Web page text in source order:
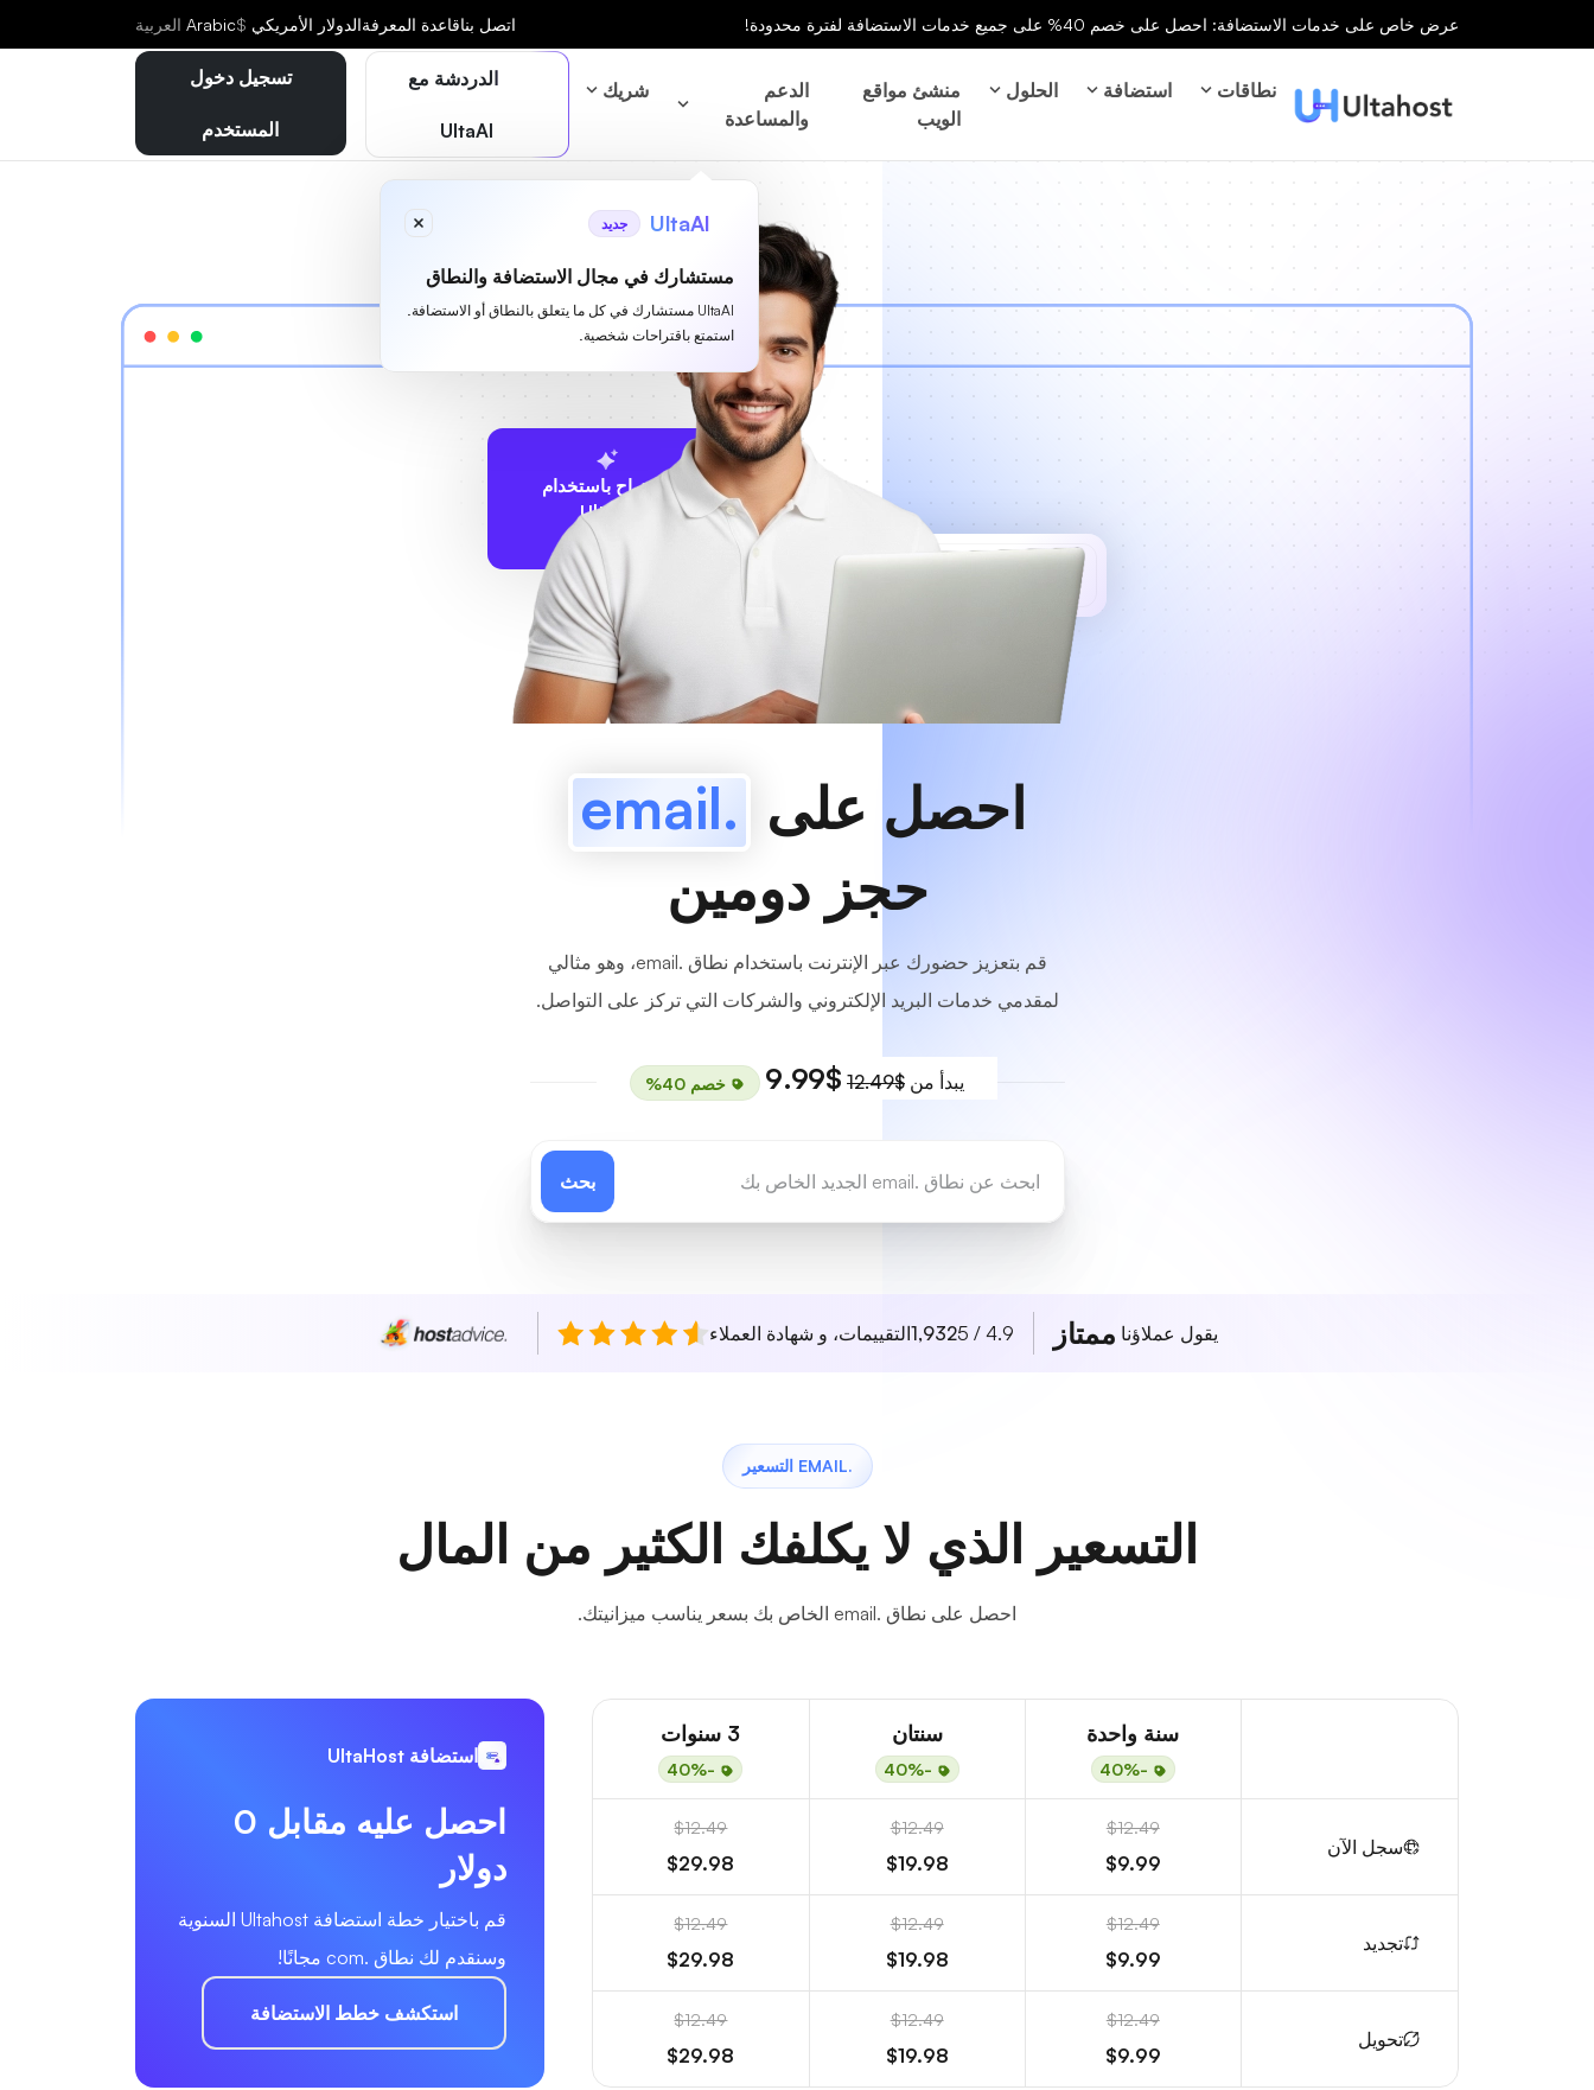
عرض خاص على خدمات الاستضافة: احصل على خصم 40% على جميع خدمات الاستضافة لفترة محدودة! اتصل بناقاعدة المعرفةالدولار الأمريكي $
Arabic العربية
نطاقات استضافة الحلول
منشئ مواقع
الويب
الدعم
والمساعدة
شريك الدردشة مع
UltaAI
UltaAI جديد
مستشارك في مجال الاستضافة والنطاق
UltaAI مستشارك في كل ما يتعلق بالنطاق أو الاستضافة.
استمتع باقتراحات شخصية.
تسجيل دخول
المستخدم
الاقتراح باستخدام
UltaAI
متاح!
احصل على .email
حجز دومين
قم بتعزيز حضورك عبر الإنترنت باستخدام نطاق .email، وهو مثالي
لمقدمي خدمات البريد الإلكتروني والشركات التي تركز على التواصل.
يبدأ من $12.49
$9.99 خصم 40%
بحث
يقول عملاؤنا ممتاز 4.9 / 5
1,932التقييمات، و شهادة العملاء
.EMAIL التسعير
التسعير الذي لا يكلفك الكثير من المال
احصل على نطاق .email الخاص بك بسعر يناسب ميزانيتك.
سنة واحدة
-40%
سنتان
-40%
3 سنوات
-40%
سجل الآن
$12.49
$9.99
$12.49
$19.98
$12.49
$29.98
تجديد
$12.49
$9.99
$12.49
$19.98
$12.49
$29.98
تحويل
$12.49
$9.99
$12.49
$19.98
$12.49
$29.98
استضافة UltaHost
احصل عليه مقابل 0
دولار
قم باختيار خطة استضافة Ultahost السنوية
وسنقدم لك نطاق .com مجانًا!
استكشف خطط الاستضافة